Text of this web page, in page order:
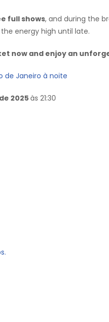
full shows, and during the
energy high until late.
now and enjoy an
de Janeiro à noite
2025às 21:30